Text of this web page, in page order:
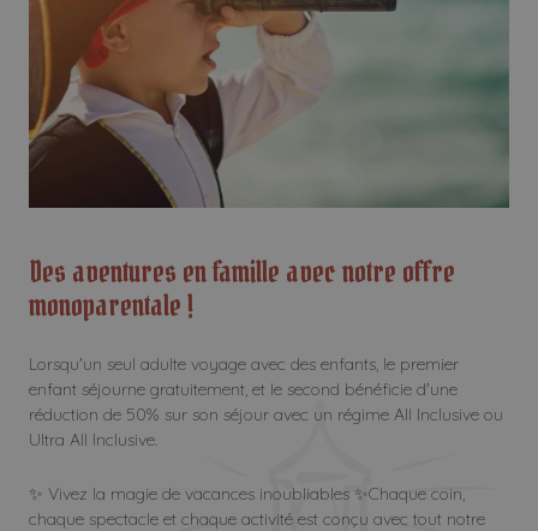
Des aventures en famille avec notre offre
monoparentale !
Lorsqu'un seul adulte voyage avec des enfants, le premier
enfant séjourne gratuitement, et le second bénéficie d'une
réduction de 50% sur son séjour avec un régime All Inclusive ou
Ultra All Inclusive.
✨ Vivez la magie de vacances inoubliables ✨Chaque coin,
chaque spectacle et chaque activité est conçu avec tout notre